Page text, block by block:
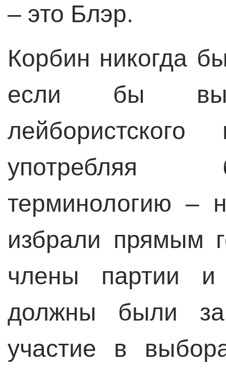
– это Блэр.
Корбин никогда
если бы
употребляя
терминологию –
избрали прямым
члены партии и
должны были
участие в